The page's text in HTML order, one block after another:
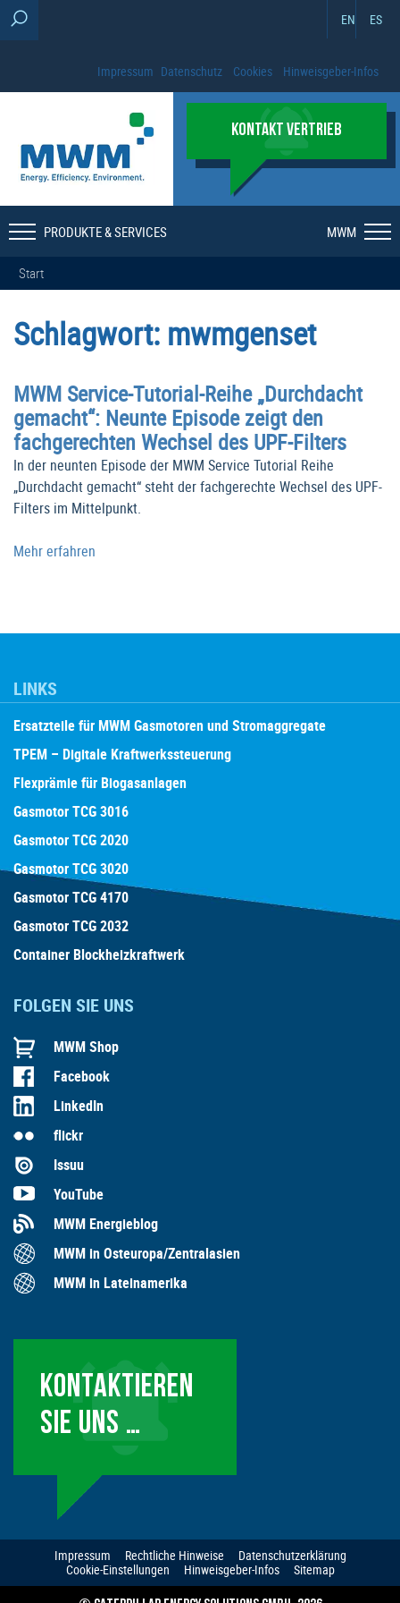
EN ES
Impressum Datenschutz Cookies Hinweisgeber-Infos
KONTAKT VERTRIEB
PRODUKTE & SERVICES MWM
Start
Schlagwort: mwmgenset
MWM Service-Tutorial-Reihe „Durchdacht
gemacht“: Neunte Episode zeigt den
fachgerechten Wechsel des UPF-Filters
In der neunten Episode der MWM Service Tutorial Reihe
„Durchdacht gemacht“ steht der fachgerechte Wechsel des UPF-
Filters im Mittelpunkt.
Mehr erfahren
LINKS
Ersatzteile für MWM Gasmotoren und Stromaggregate
TPEM – Digitale Kraftwerkssteuerung
Flexprämie für Biogasanlagen
Gasmotor TCG 3016
Gasmotor TCG 2020
Gasmotor TCG 3020
Gasmotor TCG 4170
Gasmotor TCG 2032
Container Blockheizkraftwerk
FOLGEN SIE UNS
MWM Shop
Facebook
LinkedIn
flickr
Issuu
YouTube
MWM Energieblog
MWM in Osteuropa/Zentralasien
MWM in Lateinamerika
KONTAKTIEREN
SIE UNS …
Impressum Rechtliche Hinweise
Datenschutzerklärung
Cookie-Einstellungen
Hinweisgeber-Infos Sitemap